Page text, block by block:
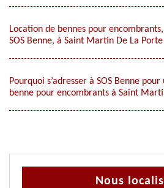
Location de bennes pour
SOS Benne, à Saint Martin De La Porte
Pourquoi s’adresser à SOS Benne
benne pour encombrants à Saint
Nous